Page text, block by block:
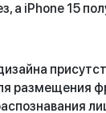
а iPhone 15
размещения